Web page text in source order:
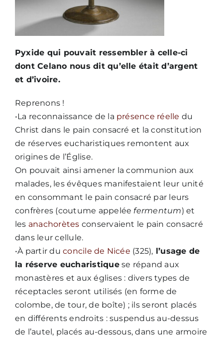
Pyxide qui pouvait ressembler à celle-ci
dont Celano nous dit qu’elle était d’argent
et d’ivoire.
Reprenons !
•La reconnaissance de la présence réelle du
Christ dans le pain consacré et la constitution
de réserves eucharistiques remontent aux
origines de l’Église.
On pouvait ainsi amener la communion aux
malades, les évêques manifestaient leur unité
en consommant le pain consacré par leurs
confrères (coutume appelée fermentum) et
les anachorètes conservaient le pain consacré
dans leur cellule.
•À partir duconcile de Nicée (325), l’usage de
la réserve eucharistiquese répand aux
monastères et aux églises : divers types de
réceptacles seront utilisés (en forme de
colombe, de tour, de boîte) ; ils seront placés
en différents endroits : suspendus au-dessus
de l’autel, placés au-dessous, dans une armoire